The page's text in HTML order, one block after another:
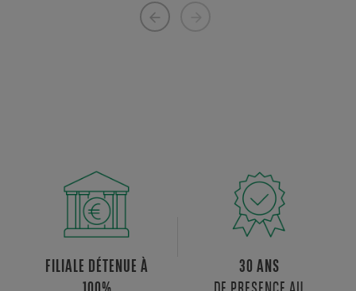
Page
FILIALE DÉTENUE À
30 ANS